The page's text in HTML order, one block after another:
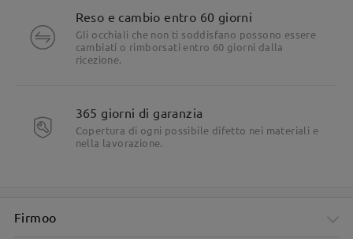
Reso e cambio entro 60 giorni
Gli occhiali che non ti soddisfano possono essere
cambiati o rimborsati entro 60 giorni dalla
ricezione.
365 giorni di garanzia
Copertura di ogni possibile difetto nei materiali e
nella lavorazione.
Firmoo